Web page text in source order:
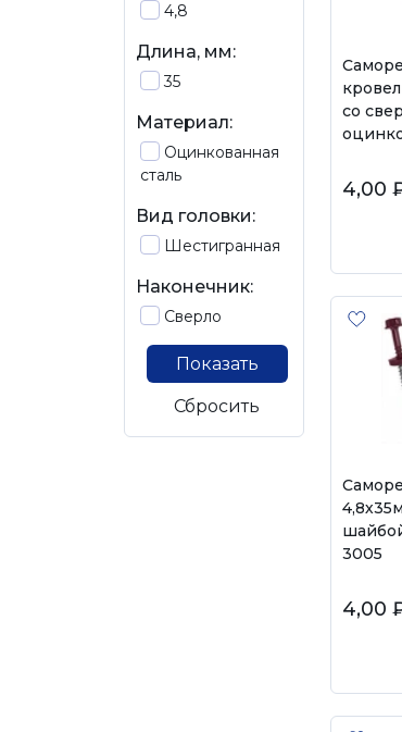
4,8
Длина, мм:
35
Материал:
Оцинкованная
сталь
Вид головки:
Шестигранная
Наконечник:
Сверло
Показать
Сбросить
со
4,00
3005
4,00